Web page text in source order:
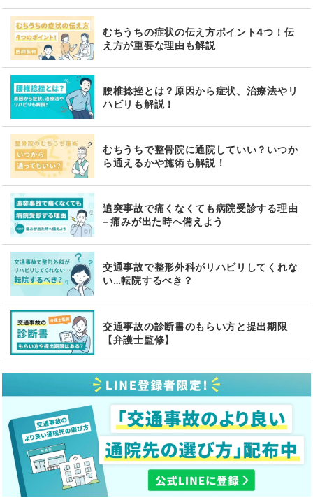
むちうちの症状の伝え方ポイント4つ！伝
え方が重要な理由も解説
腰椎捻挫とは？原因から症状、治療法やリ
ハビリも解説！
むちうちで整骨院に通院していい？いつか
ら通えるかや施術も解説！
追突事故で痛くなくても病院受診する理由
– 痛みが出た時へ備えよう
交通事故で整形外科がリハビリしてくれな
い…転院するべき？
交通事故の診断書のもらい方と提出期限
【弁護士監修】